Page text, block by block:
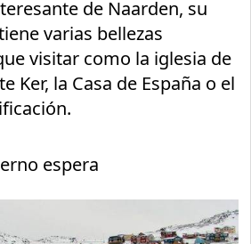
de Naarden, su
varias bellezas
visitar como la iglesia de
Ker, la Casa de España o el
espera